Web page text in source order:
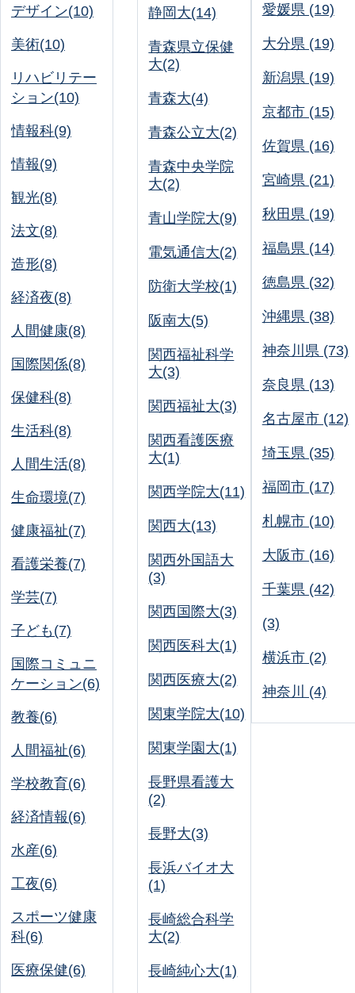
デザイン(10)
美術(10)
リハビリテー
ション(10)
情報科(9)
情報(9)
観光(8)
法文(8)
造形(8)
経済夜(8)
人間健康(8)
国際関係(8)
保健科(8)
生活科(8)
人間生活(8)
生命環境(7)
健康福祉(7)
看護栄養(7)
学芸(7)
子ども(7)
国際コミュニ
ケーション(6)
教養(6)
人間福祉(6)
学校教育(6)
経済情報(6)
水産(6)
工夜(6)
スポーツ健康
科(6)
医療保健(6)
静岡大(14)
青森県立保健
大(2)
青森大(4)
青森公立大(2)
青森中央学院
大(2)
青山学院大(9)
電気通信大(2)
防衛大学校(1)
阪南大(5)
関西福祉科学
大(3)
関西福祉大(3)
関西看護医療
大(1)
関西学院大(11)
関西大(13)
関西外国語大
(3)
関西国際大(3)
関西医科大(1)
関西医療大(2)
関東学院大(10)
関東学園大(1)
長野県看護大
(2)
長野大(3)
長浜バイオ大
(1)
長崎総合科学
大(2)
長崎純心大(1)
愛媛県 (19)
大分県 (19)
新潟県 (19)
京都市 (15)
佐賀県 (16)
宮崎県 (21)
秋田県 (19)
福島県 (14)
徳島県 (32)
沖縄県 (38)
神奈川県 (73)
奈良県 (13)
名古屋市 (12)
埼玉県 (35)
福岡市 (17)
札幌市 (10)
大阪市 (16)
千葉県 (42)
(3)
横浜市 (2)
神奈川 (4)